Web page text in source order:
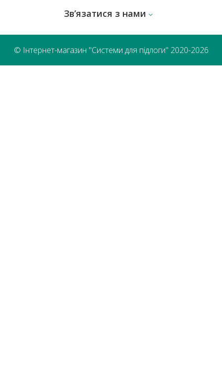
Зв’язатися з нами
© Інтернет-магазин "Системи для підлоги" 2020-2026